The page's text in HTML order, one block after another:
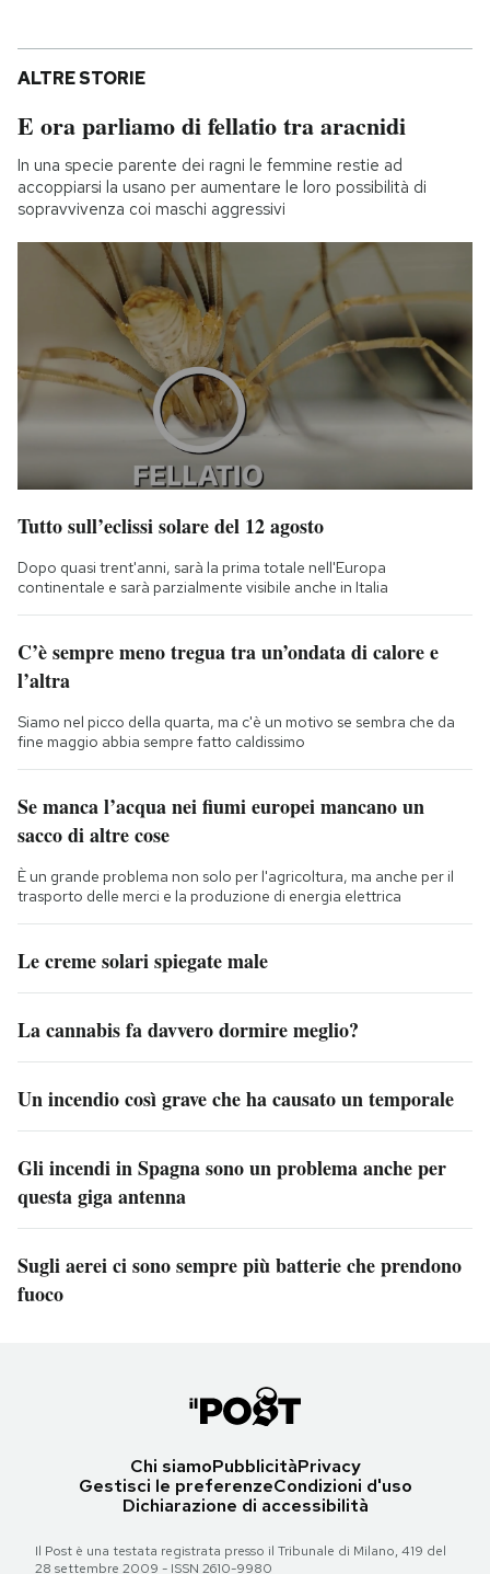
ALTRE STORIE
E ora parliamo di fellatio tra aracnidi
In una specie parente dei ragni le femmine restie ad
accoppiarsi la usano per aumentare le loro possibilità di
sopravvivenza coi maschi aggressivi
Tutto sull’eclissi solare del 12 agosto
Dopo quasi trent'anni, sarà la prima totale nell'Europa
continentale e sarà parzialmente visibile anche in Italia
C’è sempre meno tregua tra un’ondata di calore e
l’altra
Siamo nel picco della quarta, ma c'è un motivo se sembra che da
fine maggio abbia sempre fatto caldissimo
Se manca l’acqua nei fiumi europei mancano un
sacco di altre cose
È un grande problema non solo per l'agricoltura, ma anche per il
trasporto delle merci e la produzione di energia elettrica
Le creme solari spiegate male
La cannabis fa davvero dormire meglio?
Un incendio così grave che ha causato un temporale
Gli incendi in Spagna sono un problema anche per
questa giga antenna
Sugli aerei ci sono sempre più batterie che prendono
fuoco
Chi siamoPubblicitàPrivacy
Gestisci le preferenzeCondizioni d'uso
Dichiarazione di accessibilità
Il Post è una testata registrata presso il Tribunale di Milano, 419 del
28 settembre 2009 - ISSN 2610-9980